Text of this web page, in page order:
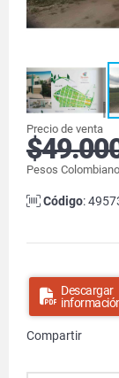
Precio de venta
Pesos
Código:
Descargar
Compartir